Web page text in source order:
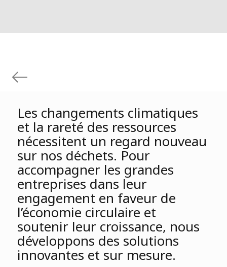
Les changements climatiques
et la rareté des ressources
nécessitent un regard nouveau
sur nos déchets. Pour
accompagner les grandes
entreprises dans leur
engagement en faveur de
l’économie circulaire et
soutenir leur croissance, nous
développons des solutions
innovantes et sur mesure.